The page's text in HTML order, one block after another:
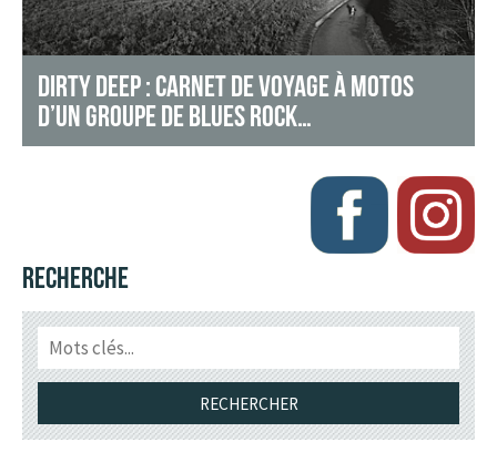
DIRTY DEEP : CARNET DE VOYAGE À MOTOS
D’UN GROUPE DE BLUES ROCK…
RECHERCHE